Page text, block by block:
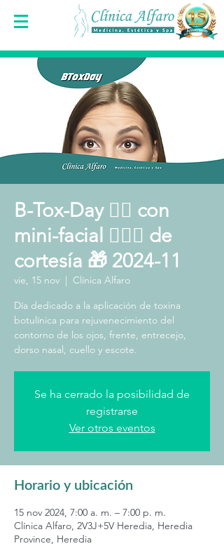
B-Tox-Day 👩‍⚕️ con
mini-facial 🧖🏻‍♀️ de
cortesía 🎁 2024-11
vie, 15 nov
  |
Clínica Alfaro
Día dedicado a la aplicación de toxina
botulínica para rejuvenecimiento del
contorno de los ojos, frente, entrecejo,
dorso nasal, cuello y escote.
Se ha cerrado la posibilidad de
registrarse
Ver otros eventos
Horario y ubicación
15 nov 2024, 7:00 a. m. – 7:00 p. m.
Clínica Alfaro, 2V3J+5V Heredia, Heredia
Province, Heredia